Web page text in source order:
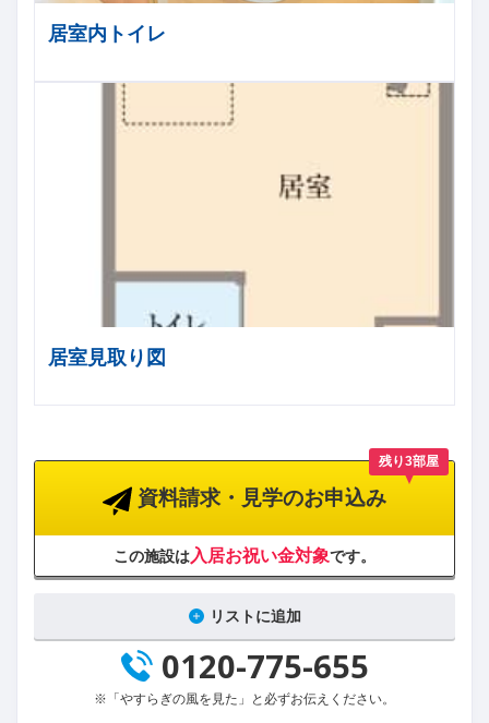
居室内トイレ
居室見取り図
残り3部屋
資料請求・見学のお申込み
この施設は入居お祝い金対象です。
リストに追加
0120-775-655
※「やすらぎの風を見た」と必ずお伝えください。